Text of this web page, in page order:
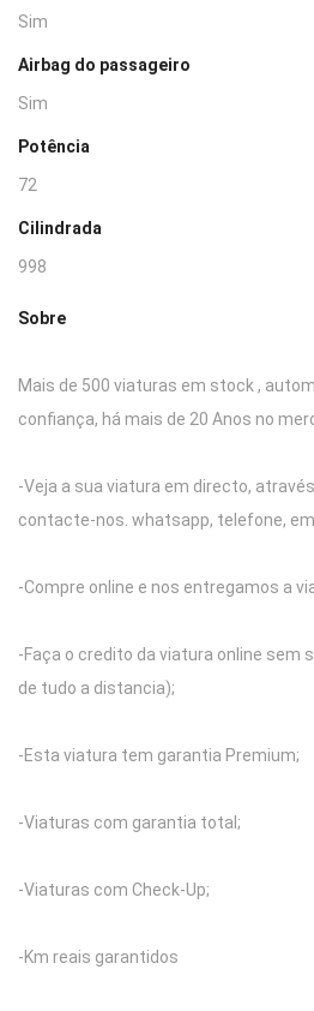
Sim
Airbag do passageiro
Sim
Potência
72
Cilindrada
998
Sobre
Mais de 500 viaturas em stock ,
confiança, há mais de 20 Anos no
-Veja a sua viatura em directo,
contacte-nos. whatsapp, telefone,
-Compre online e nos entregamos a
-Faça o credito da viatura online sem
de tudo a distancia);
-Esta viatura tem garantia Premium;
-Viaturas com garantia total;
-Viaturas com Check-Up;
-Km reais garantidos